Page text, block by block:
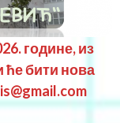
године, из
ће бити нова